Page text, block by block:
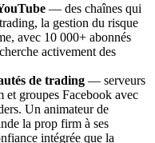
— des chaînes qui
la gestion du risque
avec 10 000+ abonnés
activement des
de trading — serveurs
et groupes Facebook avec
Un animateur de
la prop firm à ses
intégrée que la